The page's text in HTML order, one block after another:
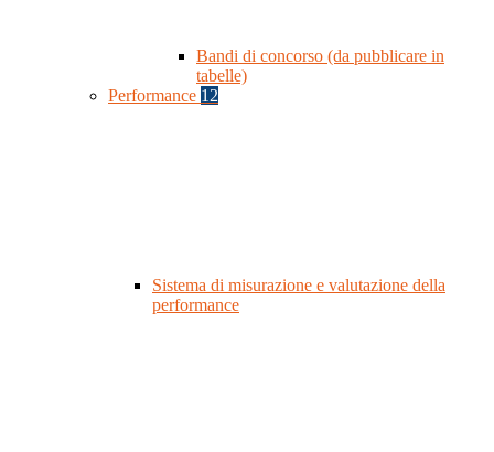
Bandi di concorso (da pubblicare in
tabelle)
Performance 12
Sistema di misurazione e valutazione della
performance